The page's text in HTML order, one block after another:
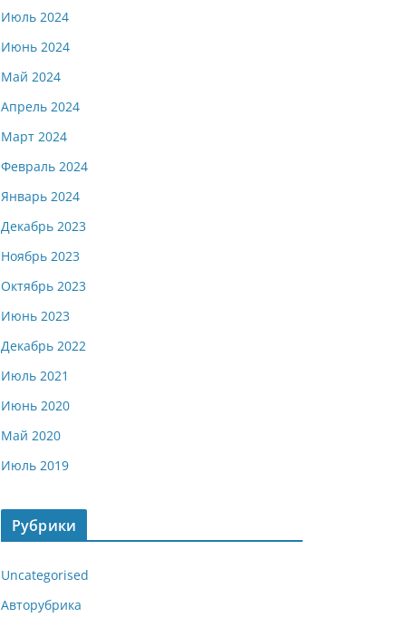
Июль 2024
Июнь 2024
Май 2024
Апрель 2024
Март 2024
Февраль 2024
Январь 2024
Декабрь 2023
Ноябрь 2023
Октябрь 2023
Июнь 2023
Декабрь 2022
Июль 2021
Июнь 2020
Май 2020
Июль 2019
Рубрики
Uncategorised
Авторубрика